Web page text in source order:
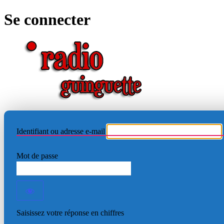
Se connecter
Identifiant ou adresse e-mail
Mot de passe
Saisissez votre réponse en chiffres